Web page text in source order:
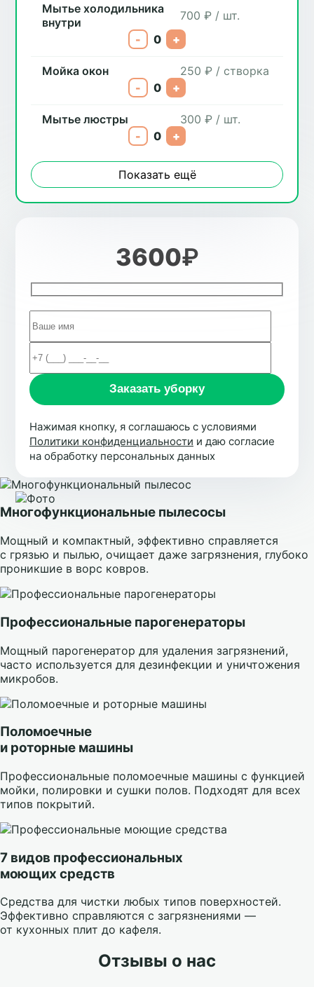
Мытье холодильника
внутри
700 ₽ / шт.
-
0 +
Мойка окон
250 ₽ / створка
-
0 +
Мытье люстры
300 ₽ / шт.
-
0 +
Показать ещё
3600₽
Нажимая кнопку, я соглашаюсь с условиями
Политики конфиденциальности и даю согласие
на обработку персональных данных
Многофункциональные пылесосы
Мощный и компактный, эффективно справляется
с грязью и пылью, очищает даже загрязнения, глубоко
проникшие в ворс ковров.
Профессиональные парогенераторы
Мощный парогенератор для удаления загрязнений,
часто используется для дезинфекции и уничтожения
микробов.
Поломоечные
и роторные машины
Профессиональные поломоечные машины с функцией
мойки, полировки и сушки полов. Подходят для всех
типов покрытий.
7 видов профессиональных
моющих средств
Средства для чистки любых типов поверхностей.
Эффективно справляются с загрязнениями —
от кухонных плит до кафеля.
Отзывы о нас